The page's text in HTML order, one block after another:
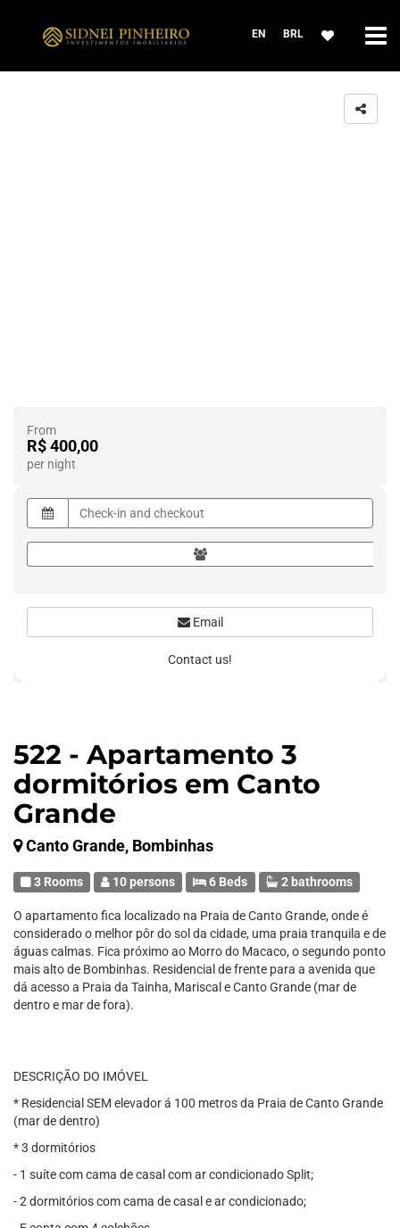
EN BRL
522 - Apartamento 3
dormitórios em Canto
Grande
Canto Grande, Bombinhas
3 Rooms 10 persons 6 Beds 2 bathrooms
O apartamento fica localizado na Praia de Canto Grande, onde é
considerado o melhor pôr do sol da cidade, uma praia tranquila e de
águas calmas. Fica próximo ao Morro do Macaco, o segundo ponto
mais alto de Bombinhas. Residencial de frente para a avenida que
dá acesso a Praia da Tainha, Mariscal e Canto Grande (mar de
dentro e mar de fora).
DESCRIÇÃO DO IMÓVEL
* Residencial SEM elevador á 100 metros da Praia de Canto Grande
(mar de dentro)
* 3 dormitórios
- 1 suíte com cama de casal com ar condicionado Split;
- 2 dormitórios com cama de casal e ar condicionado;
From
R$ 400,00
per night
Email
Contact us!